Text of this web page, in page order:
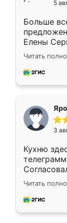
5
Больше
Елены
короткие
для
Читать
3
Кухню
недели
довольны
мебель за
Читать